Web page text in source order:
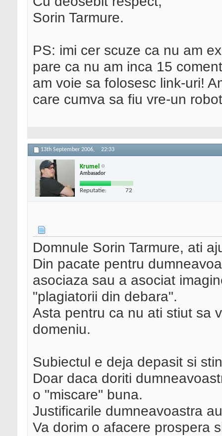
Sorin Tarmure.
PS: imi cer scuze ca nu am
pare ca nu am inca 15
am voie sa folosesc link-uri!
care cumva sa fiu vre-un
13th September 2006, 22:33
Krumel
Ambasador
Reputatie: 72
Domnule Sorin Tarmure, ati
Din pacate pentru
asociaza sau a asociat
"plagiatorii din debara".
Asta pentru ca nu ati stiut sa
domeniu.
Subiectul e deja depasit si
Doar daca doriti
o "miscare" buna.
Justificarile dumneavoastra
Va dorim o afacere prospera